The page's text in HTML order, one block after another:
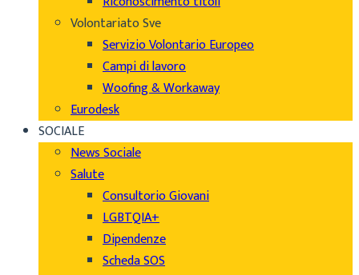
Volontariato Sve
Servizio Volontario Europeo
Campi di lavoro
Woofing & Workaway
Eurodesk
SOCIALE
News Sociale
Salute
Consultorio Giovani
LGBTQIA+
Dipendenze
Scheda SOS